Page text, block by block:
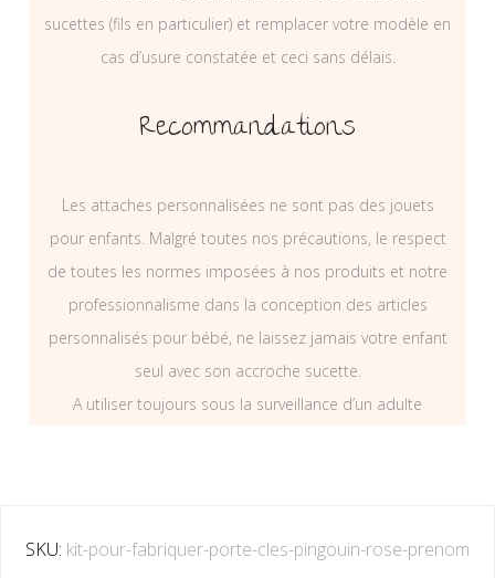
sucettes (fils en particulier) et remplacer votre modèle en
cas d’usure constatée et ceci sans délais.
Recommandations
Les attaches personnalisées ne sont pas des jouets
pour enfants. Malgré toutes nos précautions, le respect
de toutes les normes imposées à nos produits et notre
professionnalisme dans la conception des articles
personnalisés pour bébé, ne laissez jamais votre enfant
seul avec son accroche sucette.
A utiliser toujours sous la surveillance d’un adulte
SKU: kit-pour-fabriquer-porte-cles-pingouin-rose-prenom